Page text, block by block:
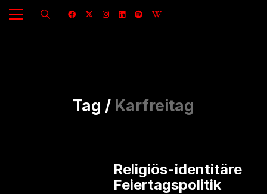
Tag / Karfreitag
Religiös-identitäre
Feiertagspolitik